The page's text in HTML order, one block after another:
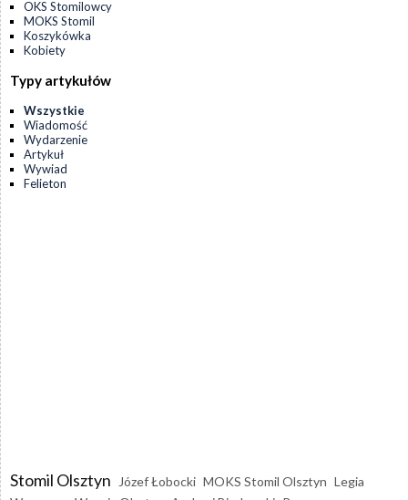
OKS Stomilowcy
MOKS Stomil
Koszykówka
Kobiety
Typy artykułów
Wszystkie
Wiadomość
Wydarzenie
Artykuł
Wywiad
Felieton
Stomil Olsztyn Józef Łobocki MOKS Stomil Olsztyn Legia